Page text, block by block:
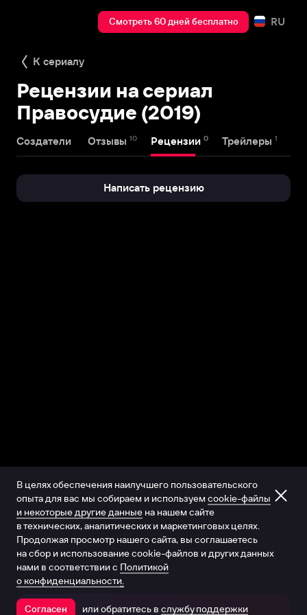
Смотреть 60 дней бесплатно RU
К сериалу
Рецензии на сериал
Правосудие (2019)
Создатели Отзывы 10 Рецензии 0 Трейлеры 1
Написать рецензию
Открыть в приложении
В целях обеспечения наилучшего пользовательского
опыта для вас мы собираем и используем cookie-файлы
и некоторые другие данные на нашем сайте
в технических, аналитических и маркетинговых целях.
Продолжая просмотр нашего сайта, вы соглашаетесь
на сбор и использование cookie-файлов и других данных
нами в соответствии с Политикой
о конфиденциальности.
Согласен или обратитесь в службу поддержки